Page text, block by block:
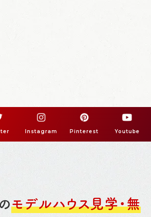
Instagram Pinterest Youtube
モデルハウス見学・無